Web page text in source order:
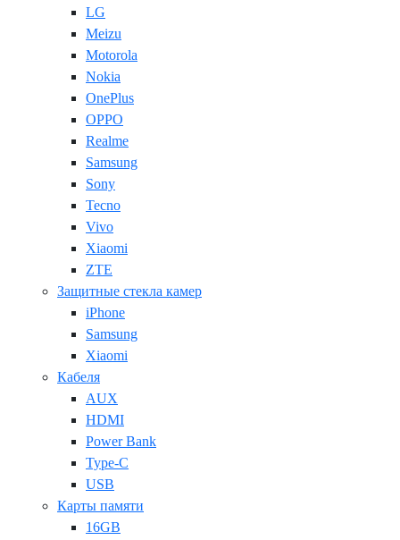
LG
Meizu
Motorola
Nokia
OnePlus
OPPO
Realme
Samsung
Sony
Tecno
Vivo
Xiaomi
ZTE
Защитные стекла камер
iPhone
Samsung
Xiaomi
Кабеля
AUX
HDMI
Power Bank
Type-C
USB
Карты памяти
16GB